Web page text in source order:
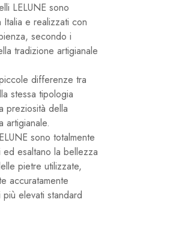
LELUNE sono
Italia e realizzati con
secondo i
tradizione artigianale
differenze tra
stessa tipologia
preziosità della
artigianale.
sono totalmente
ed esaltano la bellezza
pietre utilizzate,
accuratamente
elevati standard